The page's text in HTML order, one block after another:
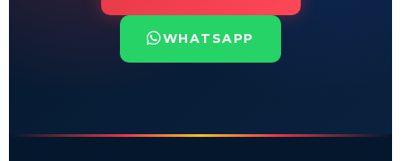
WHATSAPP